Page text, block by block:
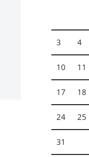
3 4
10 11
17 18
24 25
31